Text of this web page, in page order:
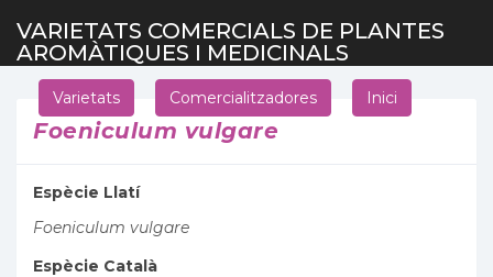
VARIETATS COMERCIALS DE PLANTES
AROMÀTIQUES I MEDICINALS
Varietats Comercialitzadores Inici
Foeniculum vulgare
Espècie Llatí
Foeniculum vulgare
Espècie Català